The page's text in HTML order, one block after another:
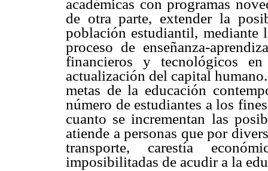
académicas con programas
de otra parte, extender la
población estudiantil, mediante
proceso de enseñanza-
financieros y tecnológicos
actualización del capital
metas de la educación
número de estudiantes a los
cuanto se incrementan las
atiende a personas que por
transporte, carestía
imposibilitadas de acudir a la